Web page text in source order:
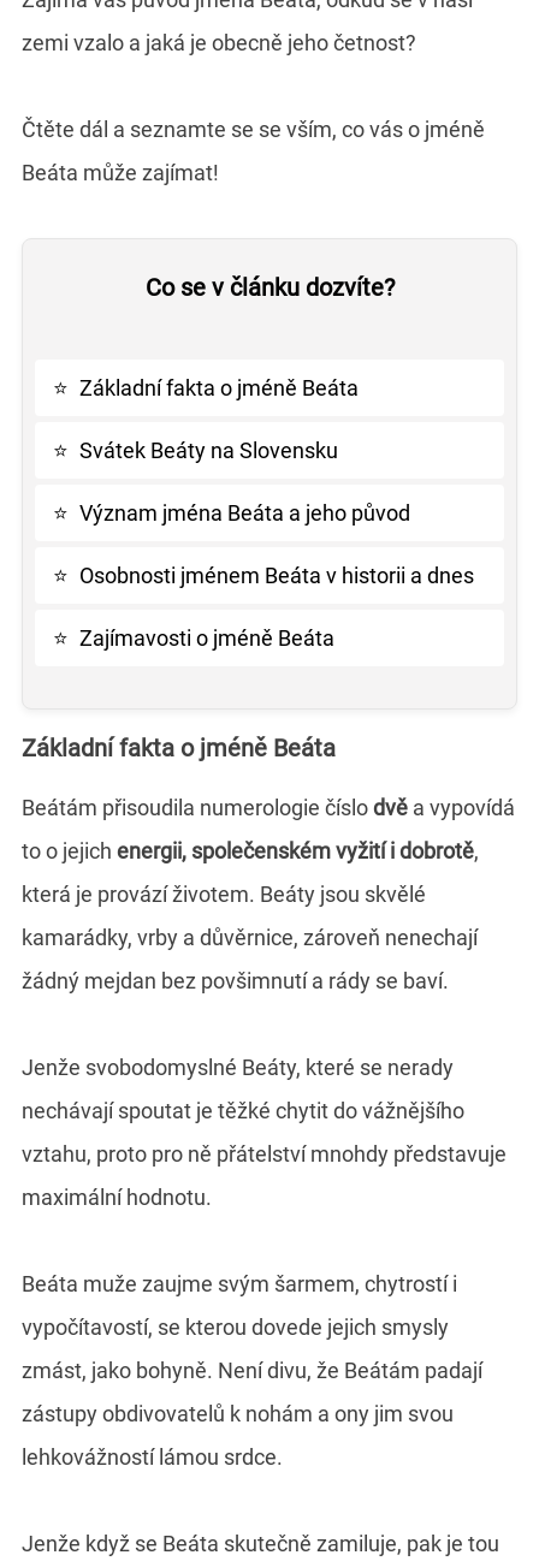
zemi vzalo a jaká je obecně jeho četnost?
Čtěte dál a seznamte se se vším, co vás o jméně
Beáta může zajímat!
Co se v článku dozvíte?
⭐ Základní fakta o jméně Beáta
⭐ Svátek Beáty na Slovensku
⭐ Význam jména Beáta a jeho původ
⭐ Osobnosti jménem Beáta v historii a dnes
⭐ Zajímavosti o jméně Beáta
Základní fakta o jméně Beáta
Beátám přisoudila numerologie číslodvě a vypovídá
to o jejich energii, společenském vyžití i dobrotě,
která je provází životem. Beáty jsou skvělé
kamarádky, vrby a důvěrnice, zároveň nenechají
žádný mejdan bez povšimnutí a rády se baví.
Jenže svobodomyslné Beáty, které se nerady
nechávají spoutat je těžké chytit do vážnějšího
vztahu, proto pro ně přátelství mnohdy představuje
maximální hodnotu.
Beáta muže zaujme svým šarmem, chytrostí i
vypočítavostí, se kterou dovede jejich smysly
zmást, jako bohyně. Není divu, že Beátám padají
zástupy obdivovatelů k nohám a ony jim svou
lehkovážností lámou srdce.
Jenže když se Beáta skutečně zamiluje, pak je tou